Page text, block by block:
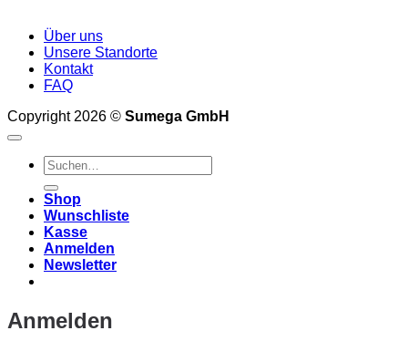
Über uns
Unsere Standorte
Kontakt
FAQ
Copyright 2026 © Sumega GmbH
Suchen
nach:
Shop
Wunschliste
Kasse
Anmelden
Newsletter
Anmelden